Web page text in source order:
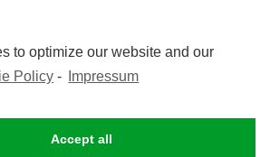
to optimize our website and our
Policy - Impressum
Accept all